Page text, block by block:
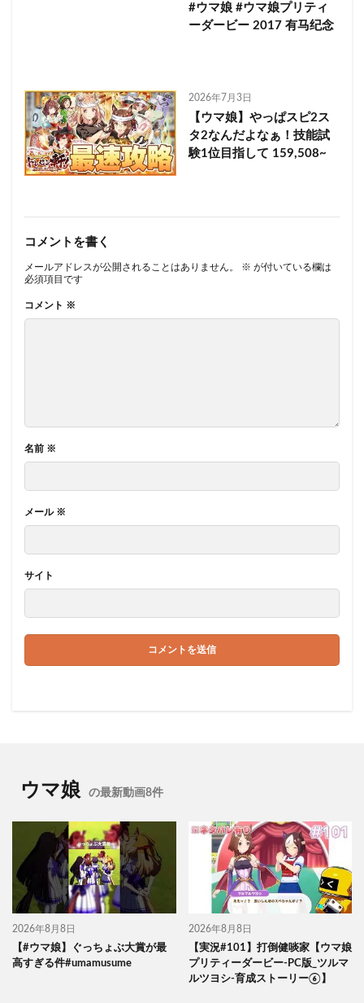
#ウマ娘 #ウマ娘プリティ
ーダービー 2017 有马纪念
2026年7月3日
【ウマ娘】やっぱスピ2ス
タ2なんだよなぁ！技能試
験1位目指して 159,508~
コメントを書く
メールアドレスが公開されることはありません。 ※ が付いている欄は
必須項目です
コメント ※
名前 ※
メール ※
サイト
ウマ娘 の最新動画8件
2026年8月8日
【#ウマ娘】ぐっちょぶ大賞が最
高すぎる件#umamusume
2026年8月8日
【実況#101】打倒健啖家【ウマ娘
プリティーダービー-PC版_ツルマ
ルツヨシ-育成ストーリー⑥】